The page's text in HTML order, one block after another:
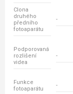
Clona
druhého
předního
fotoaparátu
-
Podporovaná
rozlišení
videa
-
Funkce
fotoaparátu
-